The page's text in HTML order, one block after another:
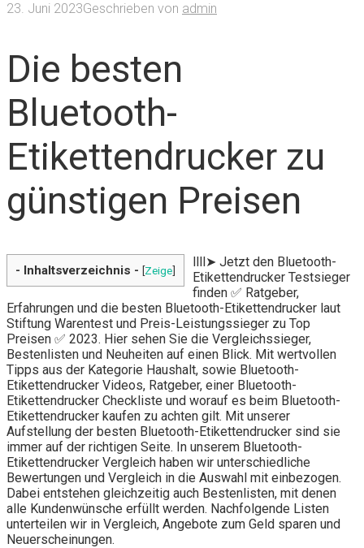
23. Juni 2023Geschrieben von admin
Die besten
Bluetooth-
Etikettendrucker zu
günstigen Preisen
- Inhaltsverzeichnis - [Zeige]
llll➤ Jetzt den Bluetooth-
Etikettendrucker Testsieger
finden ✅ Ratgeber,
Erfahrungen und die besten Bluetooth-Etikettendrucker laut
Stiftung Warentest und Preis-Leistungssieger zu Top
Preisen ✅ 2023. Hier sehen Sie die Vergleichssieger,
Bestenlisten und Neuheiten auf einen Blick. Mit wertvollen
Tipps aus der Kategorie Haushalt, sowie Bluetooth-
Etikettendrucker Videos, Ratgeber, einer Bluetooth-
Etikettendrucker Checkliste und worauf es beim Bluetooth-
Etikettendrucker kaufen zu achten gilt. Mit unserer
Aufstellung der besten Bluetooth-Etikettendrucker sind sie
immer auf der richtigen Seite. In unserem Bluetooth-
Etikettendrucker Vergleich haben wir unterschiedliche
Bewertungen und Vergleich in die Auswahl mit einbezogen.
Dabei entstehen gleichzeitig auch Bestenlisten, mit denen
alle Kundenwünsche erfüllt werden. Nachfolgende Listen
unterteilen wir in Vergleich, Angebote zum Geld sparen und
Neuerscheinungen.